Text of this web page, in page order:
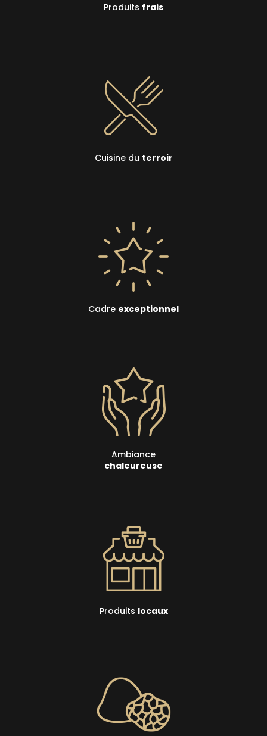
Produits frais
Cuisine du terroir
Cadre exceptionnel
Ambiance
chaleureuse
Produits locaux